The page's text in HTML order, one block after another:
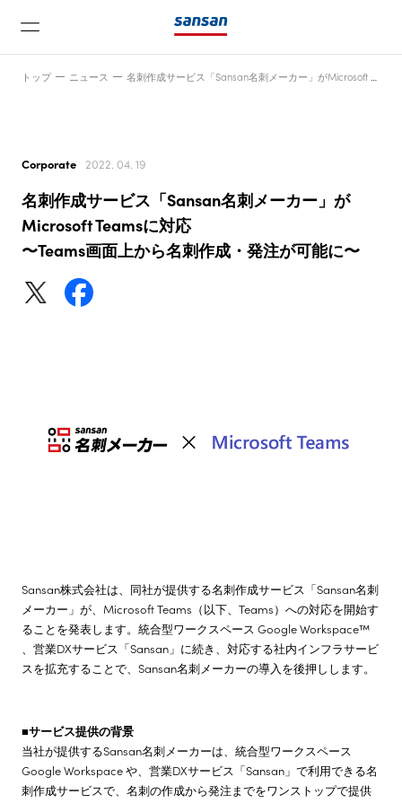
ニュース
サービス
株主・投資家情報
トップ ニュース
Corporate 2022. 04. 19
名刺作成サービス「Sansan名刺メーカー」が
Microsoft Teamsに対応
〜Teams画面上から名刺作成・発注が可能に〜
Sansan株式会社は、同社が提供する名刺作成サービス「Sansan名刺
メーカー」が、Microsoft Teams（以下、Teams）への対応を開始す
ることを発表します。統合型ワークスペース Google Workspace™
、営業DXサービス「Sansan」に続き、対応する社内インフラサービ
スを拡充することで、Sansan名刺メーカーの導入を後押しします。
■サービス提供の背景
当社が提供するSansan名刺メーカーは、統合型ワークスペース
Google Workspace や、営業DXサービス「Sansan」で利用できる名
刺作成サービスで、名刺の作成から発注までをワンストップで提供